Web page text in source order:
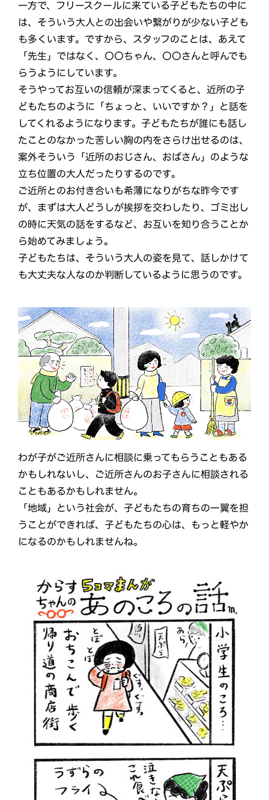
一方で、フリースクールに来ている子どもたちの中に
は、そういう大人との出会いや繋がりが少ない子ども
も多くいます。ですから、スタッフのことは、あえて
「先生」ではなく、〇〇ちゃん、〇〇さんと呼んでも
らうようにしています。
そうやってお互いの信頼が深まってくると、近所の子
どもたちのように「ちょっと、いいですか？」と話を
してくれるようになります。子どもたちが誰にも話し
たことのなかった苦しい胸の内をさらけ出せるのは、
案外そういう「近所のおじさん、おばさん」のような
立ち位置の大人だったりするのです。
ご近所とのお付き合いも希薄になりがちな昨今です
が、まずは大人どうしが挨拶を交わしたり、ゴミ出し
の時に天気の話をするなど、お互いを知り合うことか
ら始めてみましょう。
子どもたちは、そういう大人の姿を見て、話しかけて
も大丈夫な人なのか判断しているように思うのです。
わが子がご近所さんに相談に乗ってもらうこともある
かもしれないし、ご近所さんのお子さんに相談される
こともあるかもしれません。
「地域」という社会が、子どもたちの育ちの一翼を担
うことができれば、子どもたちの心は、もっと軽やか
になるのかもしれませんね。